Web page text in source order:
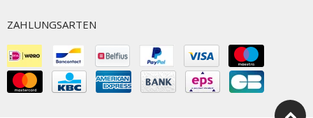
ZAHLUNGSARTEN